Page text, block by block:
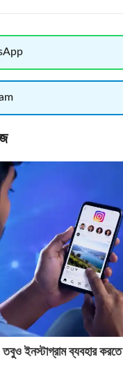
তবুও ইনস্টাগ্রাম ব্যবহার